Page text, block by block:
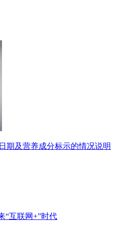
期及营养成分标示的情况说明